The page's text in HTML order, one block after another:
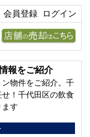
ログイン
会員登録
報をご紹介
物件をご紹介。千
！千代田区の飲食
す